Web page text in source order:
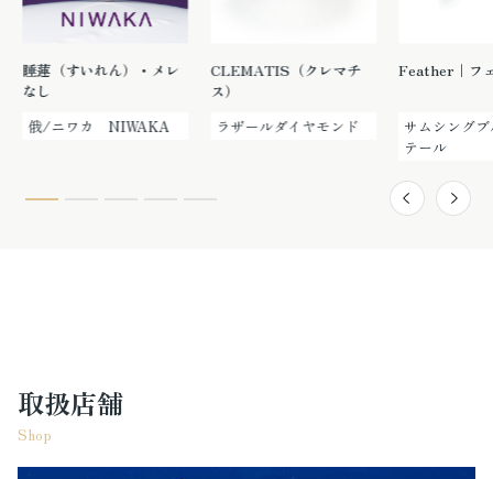
睡蓮（すいれん）・メレ
なし
俄/ニワカ NIWAKA
CLEMATIS（クレマチ
ス）
ラザールダイヤモンド
Feather｜フ
サムシング
テール
取扱店舗
Shop